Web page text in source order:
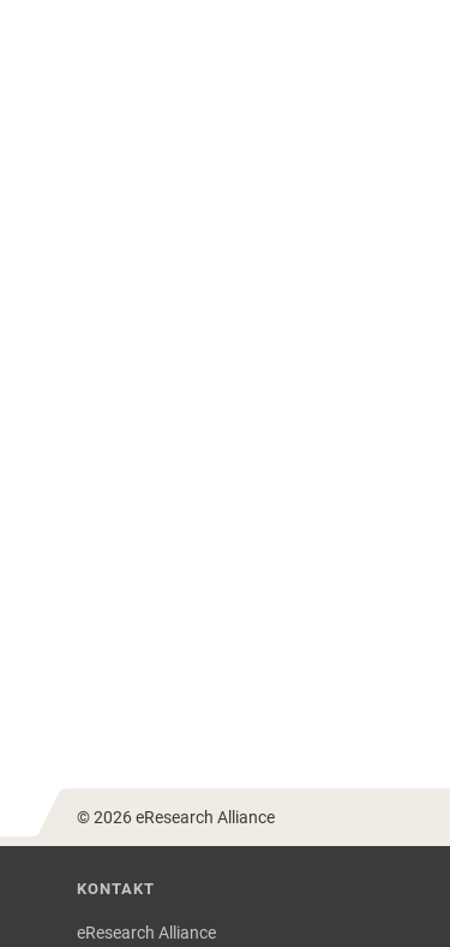
© 2026 eResearch Alliance
KONTAKT
eResearch Alliance